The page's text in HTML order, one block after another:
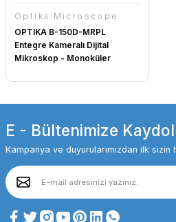
Optika Microscope
OPTIKA B-150D-MRPL
Entegre Kameralı Dijital
Mikroskop - Monoküler
E - Bültenimize
Kampanya ve duyurularımızdan ilk sizin